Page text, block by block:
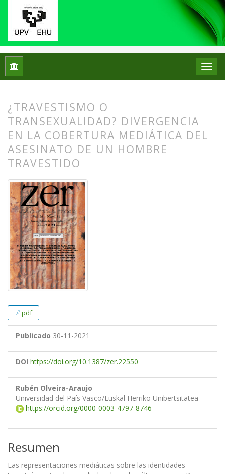
Inicio Vol. 26 Núm. 51 (2021): ZER. Revista de
¿TRAVESTISMO O
TRANSEXUALIDAD? DIVERGENCIA
EN LA COBERTURA MEDIÁTICA DEL
ASESINATO DE UN HOMBRE
TRAVESTIDO
pdf
Publicado 30-11-2021
DOI https://doi.org/10.1387/zer.22550
Rubén Olveira-Araujo
Universidad del País Vasco/Euskal Herriko Unibertsitatea
https://orcid.org/0000-0003-4797-8746
Resumen
Las representaciones mediáticas sobre las identidades